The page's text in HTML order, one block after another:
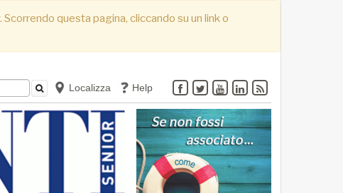
questa pagina, cliccando su un link o
Localizza Help